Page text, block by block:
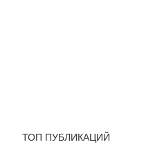
ТОП ПУБЛИКАЦИЙ